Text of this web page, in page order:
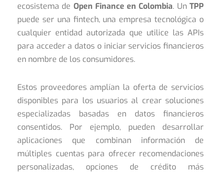
ecosistema de Open Finance en Colombia. UnTPP
puede ser una fintech, una empresa tecnológica o
cualquier entidad autorizada que utilice las APIs
para acceder a datos o iniciar servicios financieros
en nombre de los consumidores.
Estos proveedores amplían la oferta de servicios
disponibles para los usuarios al crear soluciones
especializadas basadas en datos financieros
consentidos. Por ejemplo, pueden desarrollar
aplicaciones que combinan información de
múltiples cuentas para ofrecer recomendaciones
personalizadas, opciones de crédito más